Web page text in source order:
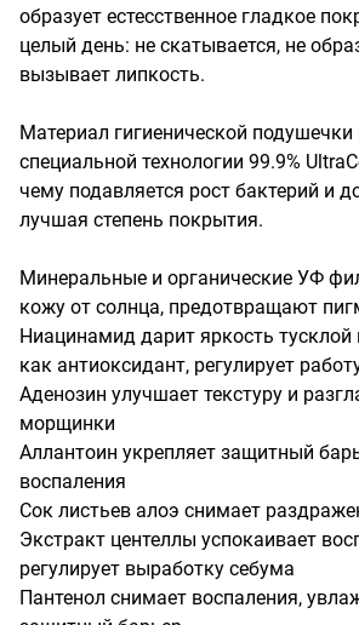
образует естесственное гладкое
целый день: не скатывается, не
вызывает липкость.
Материал гигиенической
специальной технологии 99.9%
чему подавляется рост бактерий и
лучшая степень покрытия.
Минеральные и органические УФ
кожу от солнца, предотвращают
Ниацинамид дарит яркость тусклой
как антиоксидант, регулирует
Аденозин улучшает текстуру и
морщинки
Аллантоин укрепляет защитный
воспаления
Сок листьев алоэ снимает
Экстракт центеллы успокаивает
регулирует выработку себума
Пантенол снимает воспаления,